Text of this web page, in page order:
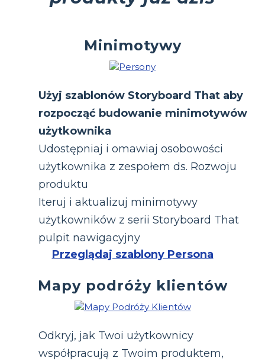
Minimotywy
Użyj szablonów Storyboard That aby
rozpocząć budowanie minimotywów
użytkownika
Udostępniaj i omawiaj osobowości
użytkownika z zespołem ds. Rozwoju
produktu
Iteruj i aktualizuj minimotywy
użytkowników z serii Storyboard That
pulpit nawigacyjny
Przeglądaj szablony Persona
Mapy podróży klientów
Odkryj, jak Twoi użytkownicy
współpracują z Twoim produktem,